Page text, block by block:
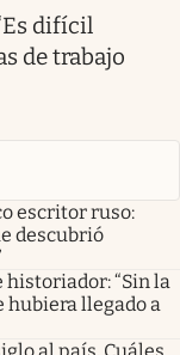
difícil
de trabajo
escritor ruso:
descubrió
“Sin la
hubiera llegado a